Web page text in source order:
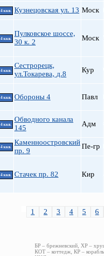
4 ккв. Кузнецовская ул. 13 Моск
4 ккв.
Пулковское шоссе,
30 к. 2
Моск
4 ккв.
Сестрорецк,
ул.Токарева, д.8
Кур
4 ккв. Обороны 4 Павл
4 ккв.
Обводного канала
145
Адм
4 ккв.
Каменноостровский
пр. 9
Пе-гр
4 ккв. Стачек пр. 82 Кир
1 2 3 4 5 6
БР – брежневский, ХР –
КОТ – коттедж, КР –